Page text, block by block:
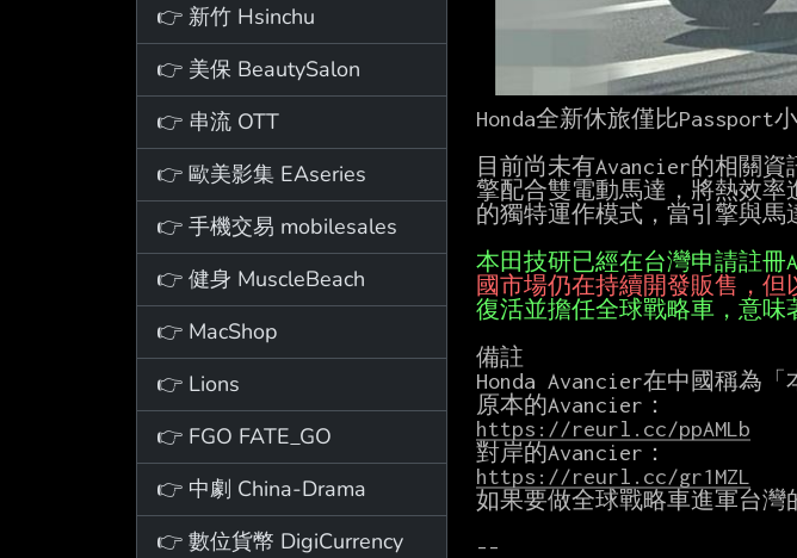
👉 新竹 Hsinchu
👉 美保 BeautySalon
👉 串流 OTT
👉 歐美影集 EAseries
👉 手機交易 mobilesales
👉 健身 MuscleBeach
👉 MacShop
👉 Lions
👉 FGO FATE_GO
👉 中劇 China-Drama
👉 數位貨幣 DigiCurrency
Honda全新休旅僅比Passport小
目前尚未有Avancier的相關資
擎配合雙電動馬達，將熱效率
的獨特運作模式，當引擎與馬
本田技研已經在台灣申請註冊
國市場仍在持續開發販售，
復活並擔任全球戰略車，意味
備註
Honda Avancier在中國稱為「
https://reurl.cc/ppAMLb
https://reurl.cc/gr1MZL
如果要做全球戰略車進軍台灣